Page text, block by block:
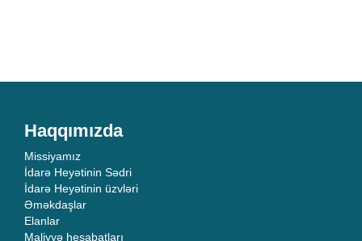
Haqqımızda
Missiyamız
İdarə Heyətinin Sədri
İdarə Heyətinin üzvləri
Əməkdaşlar
Elanlar
Maliyyə hesabatları